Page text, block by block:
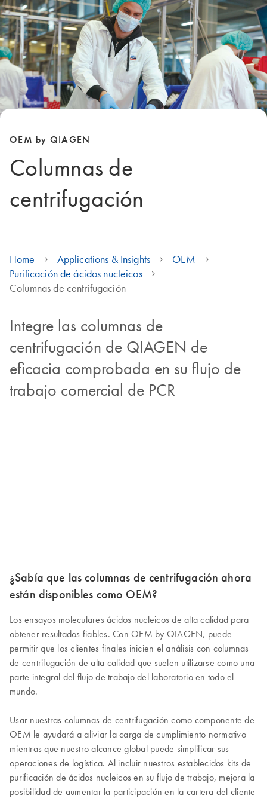
OEM by QIAGEN
Columnas de
centrifugación
Home Applications & Insights
OEM
Purificación de ácidos nucleicos
Columnas de centrifugación
Integre las columnas de
centrifugación de QIAGEN de
eficacia comprobada en su flujo de
trabajo comercial de PCR
¿Sabía que las columnas de centrifugación ahora
están disponibles como OEM?
Los ensayos moleculares ácidos nucleicos de alta calidad para
obtener resultados fiables. Con OEM by QIAGEN, puede
permitir que los clientes finales inicien el análisis con columnas
de centrifugación de alta calidad que suelen utilizarse como una
parte integral del flujo de trabajo del laboratorio en todo el
mundo.
Usar nuestras columnas de centrifugación como componente de
OEM le ayudará a aliviar la carga de cumplimiento normativo
mientras que nuestro alcance global puede simplificar sus
operaciones de logística. Al incluir nuestros establecidos kits de
purificación de ácidos nucleicos en su flujo de trabajo, mejora la
posibilidad de aumentar la participación en la cartera del cliente